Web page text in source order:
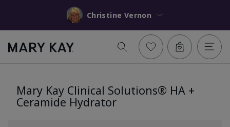
Christine Vernon
Mary Kay Clinical Solutions® HA +
Ceramide Hydrator